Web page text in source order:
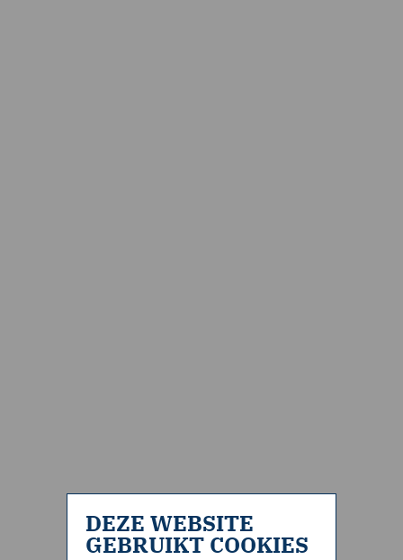
DEZE WEBSITE
GEBRUIKT COOKIES